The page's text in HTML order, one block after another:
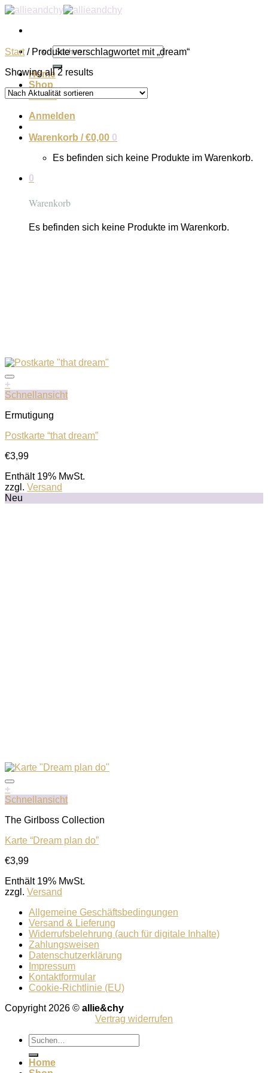
Zum
springen
Suchen
nach:
Home
Shop
About
Anmelden
Warenkorb /€0,00 0
Es befinden sich keine Produkte im Warenkorb.
0
Warenkorb
Es befinden sich keine Produkte im Warenkorb.
Start /Produkte verschlagwortet mit „dream“
Showing all 2 results
+
Schnellansicht
Ermutigung
Postkarte “that dream”
€3,99
Enthält 19% MwSt.
zzgl. Versand
Neu
+
Schnellansicht
The Girlboss Collection
Karte “Dream plan do”
€3,99
Enthält 19% MwSt.
zzgl. Versand
Allgemeine Geschäftsbedingungen
Versand & Lieferung
Widerrufsbelehrung (auch für digitale Inhalte)
Zahlungsweisen
Datenschutzerklärung
Impressum
Kontaktformular
Cookie-Richtlinie (EU)
Copyright 2026 © allie&chy
Vertrag widerrufen
Suchen
nach:
Home